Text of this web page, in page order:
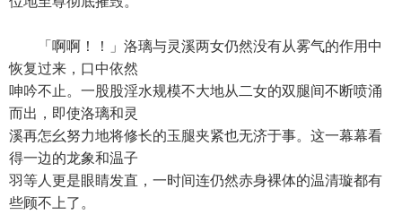
「啊啊！！」洛璃与灵溪两女仍然没有从雾气的作用中
恢复过来，口中依然
呻吟不止。一股股淫水规模不大地从二女的双腿间不断喷涌
而出，即使洛璃和灵
溪再怎幺努力地将修长的玉腿夹紧也无济于事。这一幕幕看
得一边的龙象和温子
羽等人更是眼睛发直，一时间连仍然赤身裸体的温清璇都有
些顾不上了。